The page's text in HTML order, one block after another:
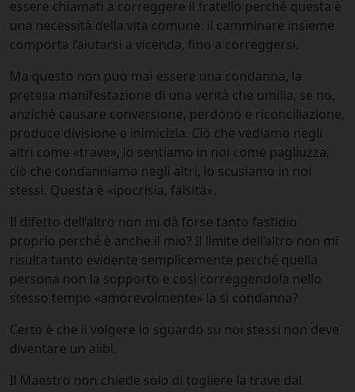
essere chiamati a correggere il fratello perché questa è
una necessità della vita comune: il camminare insieme
comporta l’aiutarsi a vicenda, fino a correggersi.
Ma questo non può mai essere una condanna, la
pretesa manifestazione di una verità che umilia, se no,
anziché causare conversione, perdono e riconciliazione,
produce divisione e inimicizia. Ciò che vediamo negli
altri come «trave», lo sentiamo in noi come pagliuzza;
ciò che condanniamo negli altri, lo scusiamo in noi
stessi. Questa è «ipocrisia, falsità».
Il difetto dell’altro non mi dà forse tanto fastidio
proprio perché è anche il mio? Il limite dell’altro non mi
risulta tanto evidente semplicemente perché quella
persona non la sopporto e così correggendola nello
stesso tempo «amorevolmente» la si condanna?
Certo è che il volgere lo sguardo su noi stessi non deve
diventare un alibi.
Il Maestro non chiede solo di togliere la trave dal